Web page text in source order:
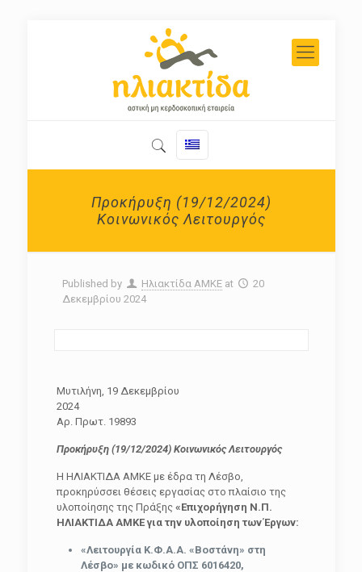
Προκήρυξη (19/12/2024)
Κοινωνικός Λειτουργός
Published by Ηλιακτίδα ΑΜΚΕ at
20
Δεκεμβρίου 2024
Μυτιλήνη, 19 Δεκεμβρίου
Αρ. Πρωτ. 19893
Προκήρυξη (19/12/2024) Κοινωνικός Λειτουργός
Η ΗΛΙΑΚΤΙΔΑ ΑΜΚΕ με έδρα τη Λέσβο,
προκηρύσσει θέσεις εργασίας στο πλαίσιο της
υλοποίησης της Πράξης «Επιχορήγηση Ν.Π.
ΗΛΙΑΚΤΙΔΑ ΑΜΚΕ για την υλοποίηση των Έργων:
«Λειτουργία Κ.Φ.Α.Α. «Βοστάνη» στη
Λέσβο» με κωδικό ΟΠΣ 6016420,